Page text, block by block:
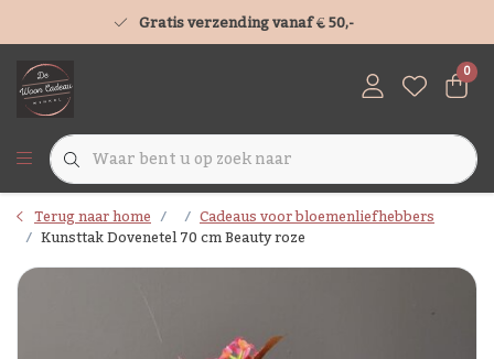
Gratis verzending vanaf € 50,-
0
Terug naar home Cadeaus voor bloemenliefhebbers
Kunsttak Dovenetel 70 cm Beauty roze